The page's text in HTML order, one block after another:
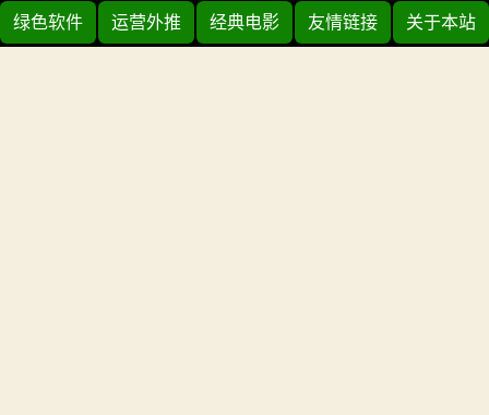
绿色软件 运营外推 经典电影 友情链接 关于本站